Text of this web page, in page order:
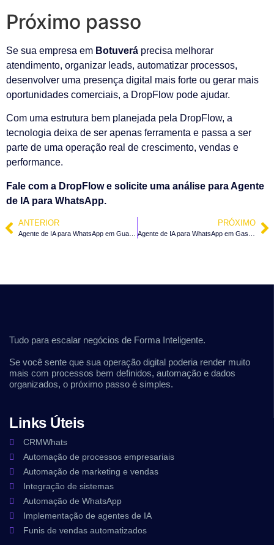
Próximo passo
Se sua empresa em Botuverá precisa melhorar
atendimento, organizar leads, automatizar processos,
desenvolver uma presença digital mais forte ou gerar mais
oportunidades comerciais, a DropFlow pode ajudar.
Com uma estrutura bem planejada pela DropFlow, a
tecnologia deixa de ser apenas ferramenta e passa a ser
parte de uma operação real de crescimento, vendas e
performance.
Fale com a DropFlow e solicite uma análise para Agente
de IA para WhatsApp.
ANTERIOR PRÓXIMO
Tudo para escalar negócios de Forma Inteligente.
Se você sente que sua operação digital poderia render muito
mais com processos bem definidos, automação e dados
organizados, o próximo passo é simples.
Links Úteis
CRMWhats
Automação de processos empresariais
Automação de marketing e vendas
Integração de sistemas
Automação de WhatsApp
Implementação de agentes de IA
Funis de vendas automatizados